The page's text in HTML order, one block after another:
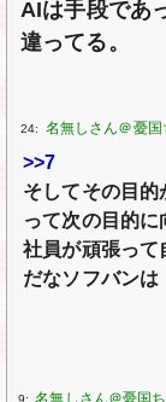
AIは手段であ
違ってる。
24:
>>7
そしてその目
って次の目的
社員が頑張って
だなソフバンは
9: